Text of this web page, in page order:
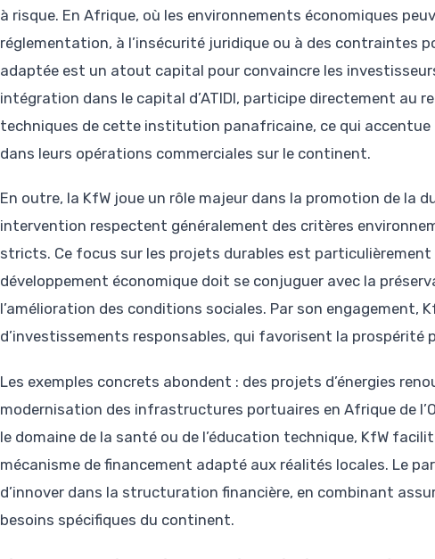
à risque. En Afrique, où les environnements économiques
réglementation, à l’insécurité juridique ou à des contraintes
adaptée est un atout capital pour convaincre les investisseurs
intégration dans le capital d’ATIDI, participe directement au
techniques de cette institution panafricaine, ce qui accentue
dans leurs opérations commerciales sur le continent.
En outre, la KfW joue un rôle majeur dans la promotion de la
intervention respectent généralement des critères
stricts. Ce focus sur les projets durables est
développement économique doit se conjuguer avec la
l’amélioration des conditions sociales. Par son engagement,
d’investissements responsables, qui favorisent la prospérité
Les exemples concrets abondent : des projets d’énergies
modernisation des infrastructures portuaires en Afrique de
le domaine de la santé ou de l’éducation technique, KfW
mécanisme de financement adapté aux réalités locales. Le
d’innover dans la structuration financière, en combinant
besoins spécifiques du continent.